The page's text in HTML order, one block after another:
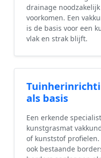
drainage
voorkomen. Een
is de basis voor een
vlak en strak blijft.
als basis
Een erkende
kunstgrasmat
of kunststof
ook bestaande